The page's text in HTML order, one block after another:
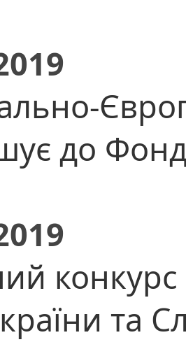
до
конкурс
та